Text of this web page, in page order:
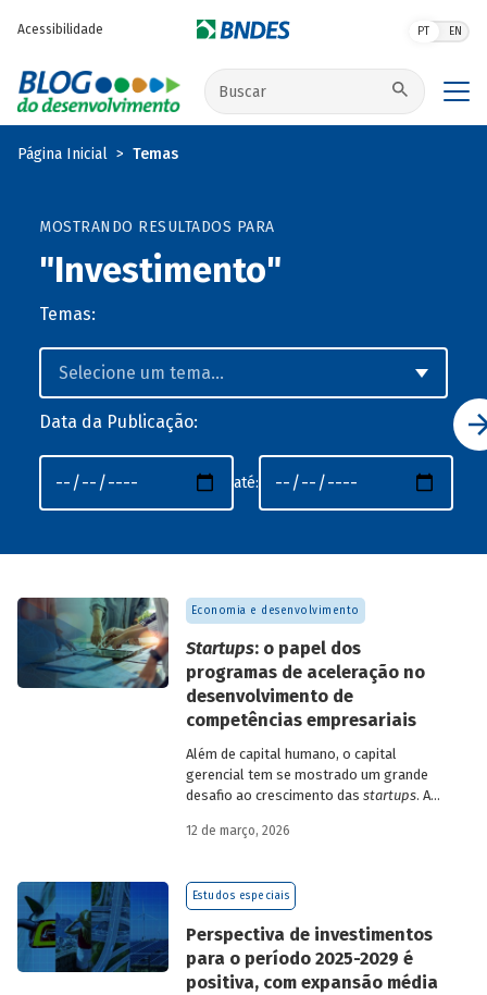
Acessibilidade PT EN
Buscar no site
Página Inicial Temas
MOSTRANDO RESULTADOS PARA
"Investimento"
Temas:
Data da Publicação:
até:
Economia e desenvolvimento
Startups: o papel dos
programas de aceleração no
desenvolvimento de
competências empresariais
Além de capital humano, o capital
gerencial tem se mostrado um grande
desafio ao crescimento das startups. A
como programas de aceleração têm
desafio.
12 de março, 2026
Estudos especiais
Perspectiva de investimentos
para o período 2025-2029 é
positiva, com expansão média